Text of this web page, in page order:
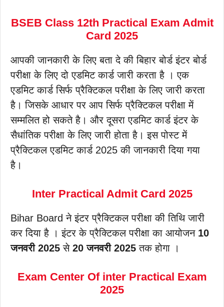
BSEB Class 12th Practical Exam Admit
Card 2025
आपकी जानकारी के लिए बता दे की बिहार बोर्ड इंटर बोर्ड
परीक्षा के लिए दो एडमिट कार्ड जारी करता है । एक
एडमिट कार्ड सिर्फ प्रैक्टिकल परीक्षा के लिए जारी करता
है। जिसके आधार पर आप सिर्फ प्रैक्टिकल परीक्षा में
सम्मलित हो सकते है। और दूसरा एडमिट कार्ड इंटर के
सैधांतिक परीक्षा के लिए जारी होता है। इस पोस्ट में
प्रैक्टिकल एडमिट कार्ड 2025 की जानकारी दिया गया
है।
Inter Practical Admit Card 2025
Bihar Board ने इंटर प्रैक्टिकल परीक्षा की तिथि जारी
कर दिया है । इंटर के प्रैक्टिकल परीक्षा का आयोजन 10
जनवरी 2025से 20 जनवरी 2025 तक होगा ।
Exam Center Of inter Practical Exam
2025